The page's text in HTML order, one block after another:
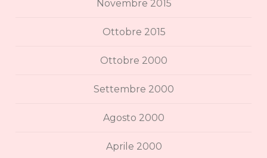
Novembre 2015
Ottobre 2015
Ottobre 2000
Settembre 2000
Agosto 2000
Aprile 2000